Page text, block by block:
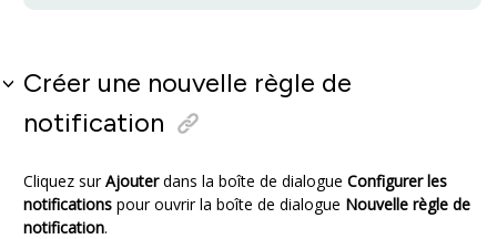
Créer une nouvelle règle de
notification
Cliquez surAjouterdans la boîte de dialogue Configurer les
notifications pour ouvrir la boîte de dialogue Nouvelle règle de
notification.